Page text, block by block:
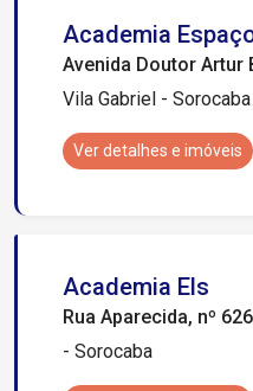
Academia
Avenida Doutor Artur
Vila Gabriel - Sorocaba
Ver detalhes e imóveis
Academia Els
Rua Aparecida, nº 626
- Sorocaba